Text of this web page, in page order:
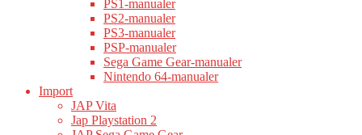
PS1-manualer
PS2-manualer
PS3-manualer
PSP-manualer
Sega Game Gear-manualer
Nintendo 64-manualer
Import
JAP Vita
Jap Playstation 2